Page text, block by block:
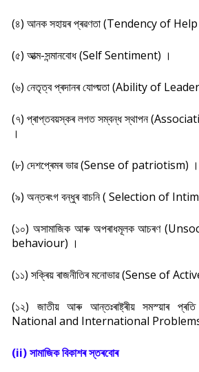
(৪) আনক সহায়ৰ প্ৰৱণতা (Tendency of
(৫) আত্ম-সন্মানবোধ (Self Sentiment) ।
(৬) নেতৃত্ব প্ৰদানৰ যোগ্য়তা (Ability of
(৭) প্ৰাপ্তবয়স্কৰ লগত সম্বন্ধ স্থাপন
।
(৮) দেশপ্ৰেমৰ ভাৱ (Sense of patriotism) ।
(৯) অন্তৰংগ বন্ধুৰ বাচনি ( Selection of
(১০) অসামাজিক আৰু অপৰাধমূলক আচৰণ
behaviour) ।
(১১) সক্ৰিয় ৰাজনীতিৰ মনোভাৱ (Sense of
(১২) জাতীয় আৰু আন্তঃৰাষ্ট্ৰীয় সমস্য়াৰ
National and International
(ii) সামাজিক বিকাশৰ স্তৰবোৰ